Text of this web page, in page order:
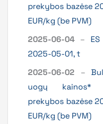
prekybos bazėse
EUR/kg (be PVM)
2025-06-04 –
2025-05-01, t
2025-06-02 –
uogų kainos*
prekybos bazėse
EUR/kg (be PVM)